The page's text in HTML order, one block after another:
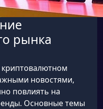
рынка
новостями,
повлиять на
Основные темы